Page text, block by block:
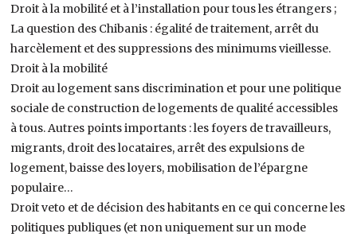
Droit à la mobilité et à l’installation pour tous les étrangers ;
La question des Chibanis : égalité de traitement, arrêt du
harcèlement et des suppressions des minimums vieillesse.
Droit à la mobilité
Droit au logement sans discrimination et pour une politique
sociale de construction de logements de qualité accessibles
à tous. Autres points importants : les foyers de travailleurs,
migrants, droit des locataires, arrêt des expulsions de
logement, baisse des loyers, mobilisation de l’épargne
populaire…
Droit veto et de décision des habitants en ce qui concerne les
politiques publiques (et non uniquement sur un mode